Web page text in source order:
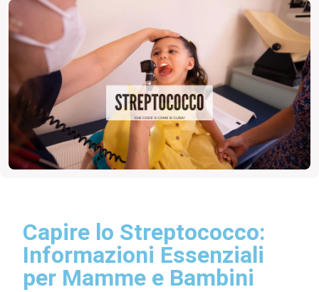
Capire lo Streptococco:
Informazioni Essenziali
per Mamme e Bambini